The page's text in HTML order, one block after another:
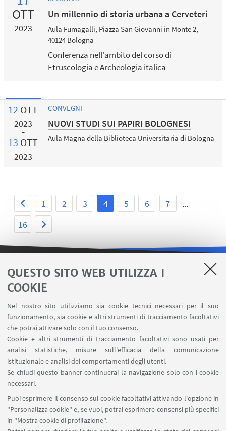
QUESTO SITO WEB UTILIZZA I
COOKIE
Nel nostro sito utilizziamo sia cookie tecnici necessari per il suo
funzionamento, sia cookie e altri strumenti di tracciamento facoltativi
che potrai attivare solo con il tuo consenso.
Cookie e altri strumenti di tracciamento facoltativi sono usati per
analisi statistiche, misure sull'efficacia della comunicazione
istituzionale e analisi dei comportamenti degli utenti.
Se chiudi questo banner continuerai la navigazione solo con i cookie
necessari.
Puoi esprimere il consenso sui cookie facoltativi attivando l'opzione in
"Personalizza cookie" e, se vuoi, potrai esprimere consensi più specifici
in "Mostra cookie di profilazione".
OTT
2023
Un millennio di storia urbana a Cerveteri
Aula Fumagalli, Piazza San Giovanni in Monte 2,
40124 Bologna
Conferenza nell'ambito del corso di
Etruscologia e Archeologia italica
12 OTT
2023
13 OTT
2023
CONVEGNI
NUOVI STUDI SUI PAPIRI BOLOGNESI
Aula Magna della Biblioteca Universitaria di Bologna
1 2 3 4 5 6 7
...
16
LINK UTILI
Contatti
Carta dei servizi
SEGUI IL DIPARTIMENTO SU:
SEGUI UNIBO SU: